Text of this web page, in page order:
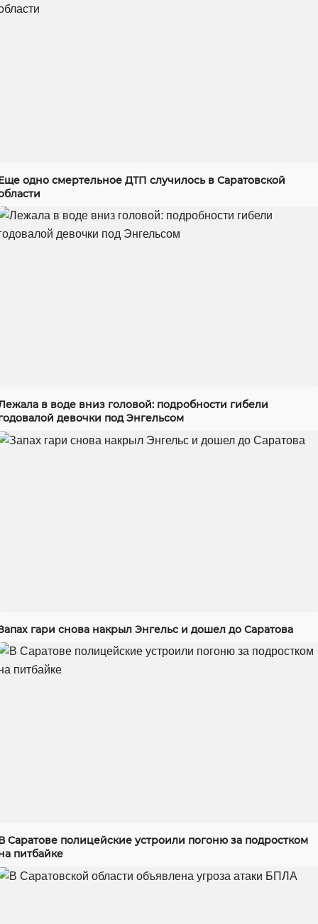
одно смертельное ДТП случилось в Саратовской
в воде вниз головой: подробности гибели
девочки под Энгельсом
гари снова накрыл Энгельс и дошел до Саратова
Саратове полицейские устроили погоню за подростком
питбайке